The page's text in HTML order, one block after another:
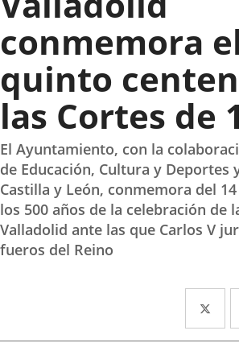
conmemora
quinto
las Cortes de
El Ayuntamiento, con la
de Educación, Cultura y Deportes
Castilla y León, conmemora del
los 500 años de la celebración de
Valladolid ante las que Carlos V
fueros del Reino
a